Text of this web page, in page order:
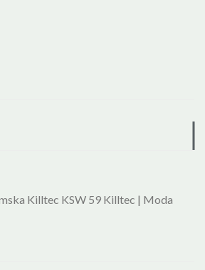
Killtec KSW 59 Killtec | Moda